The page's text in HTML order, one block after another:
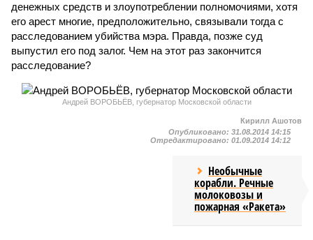
денежных средств и злоупотреблении полномочиями, хотя
его арест многие, предположительно, связывали тогда с
расследованием убийства мэра. Правда, позже суд
выпустил его под залог. Чем на этот раз закончится
расследование?
Андрей ВОРОБЬЁВ, губернатор Московской области
Кирилл Ашотов
Опубликовано: 31.08.2014 14:15
Отредактировано: 01.09.2014 14:12
Необычные
корабли. Речные
молоковозы и
пожарная «Ракета»